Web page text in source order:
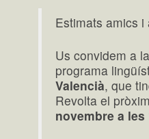
Estimats amics i
Us convidem a
programa
Valencià, que
Revolta el
novembre a les